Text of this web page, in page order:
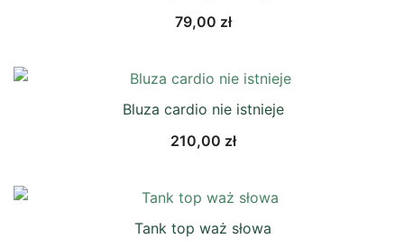
79,00 zł
Bluza cardio nie istnieje
210,00 zł
Tank top waż słowa